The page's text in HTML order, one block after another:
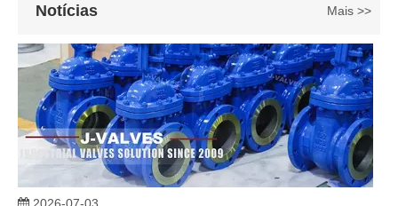
Notícias Mais >>
2026-07-03